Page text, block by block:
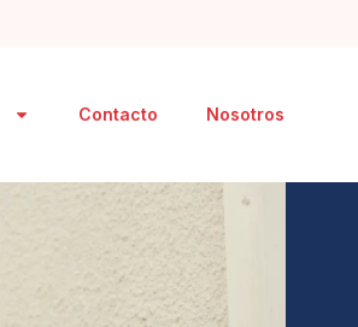
Contacto Nosotros